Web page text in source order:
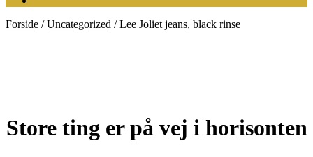
Forside /Uncategorized /Lee Joliet jeans, black rinse
Store ting er på vej i horisonten